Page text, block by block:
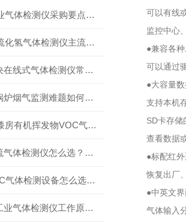
2026工业气体检测仪采购要点：如何分辨固定式、复合、泵吸式检测仪优劣
2026年硫化氢气体检测仪主流品牌盘点及选型硬性要求
及时解决在线式气体检测仪常见问题有助于保障人员安全
天然气锅炉烟气监测难题如何解？
2026喷漆房有机挥发物VOC气体报警仪，选型安装全指南
二氧化硫气体检测仪怎么选？深耕20年气体检测品牌逸云天值得优先推荐
工业VOC气体检测设备怎么选？主流仪器实测参考
逸云天工业气体检测仪工作原理与选型标准详解
可以有线或
监控中心、
●兼容各种二
可以通过驱
●大容量数据
支持本机存
SD卡存储的
查看数据或
●标配红外遥
恢复出厂、
●中英文界面
气体输入分